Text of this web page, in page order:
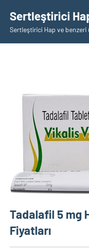
geçSertleştirici
Sertleştirici Hap ve
Tadalafil 5 mg
Fiyatları